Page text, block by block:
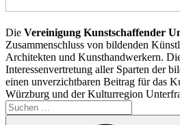
Die Vereinigung Kunstschaffender
Zusammenschluss von bildenden
Architekten und Kunsthandwerkern.
Interessenvertretung aller Sparten der
einen unverzichtbaren Beitrag für das
Würzburg und der Kulturregion
Suchen
nach: